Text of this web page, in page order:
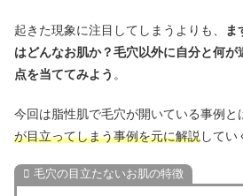
起きた現象に注目してしまうよりも、
ま
はどんなお肌か？毛穴以外に自分と何
点を当ててみよう 。
今回は脂性肌で毛穴が開いている事例と
が目立ってしまう事例を元に解説してい
毛穴の目立たないお肌の特徴